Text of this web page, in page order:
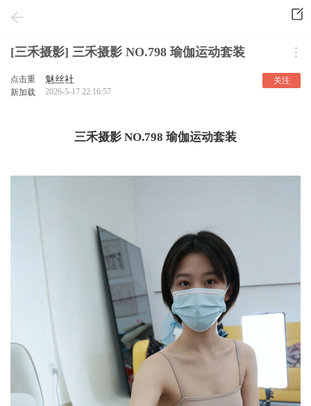
[三禾摄影] 三禾摄影 NO.798 瑜伽运动套装
点击重
新加载
魅丝社
2026-5-17 22:16:57
关注
三禾摄影 NO.798 瑜伽运动套装